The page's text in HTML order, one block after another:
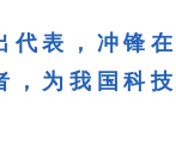
代表，冲锋
，为我国科